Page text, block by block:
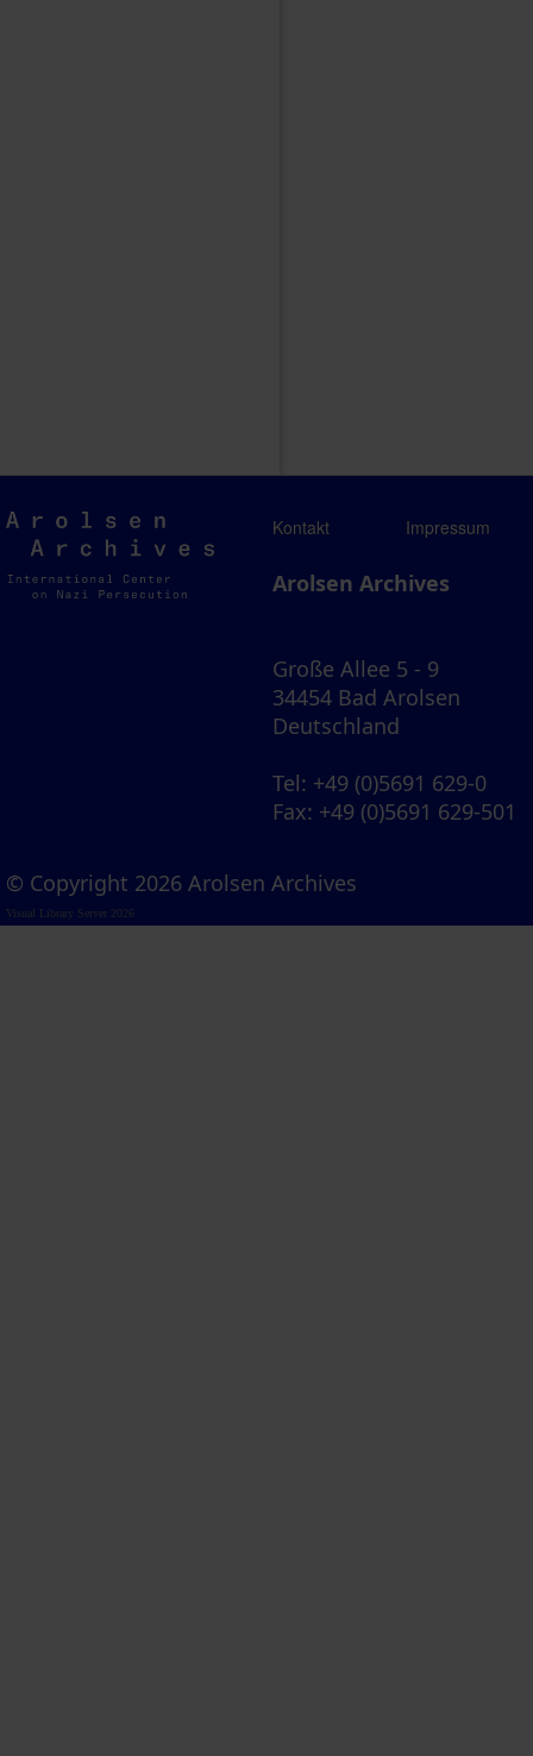
Arolsen
Archives
Kontakt Impressum
Arolsen Archives
Große Allee 5 - 9
34454 Bad Arolsen
Deutschland
Tel: +49 (0)5691 629-0
Fax: +49 (0)5691 629-501
© Copyright 2026 Arolsen Archives
Visual Library Server 2026